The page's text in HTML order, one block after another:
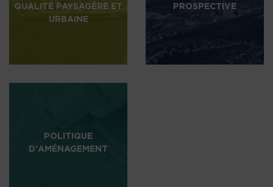
QUALITÉ PAYSAGÈRE ET
URBAINE
PROSPECTIVE
POLITIQUE
D'AMÉNAGEMENT